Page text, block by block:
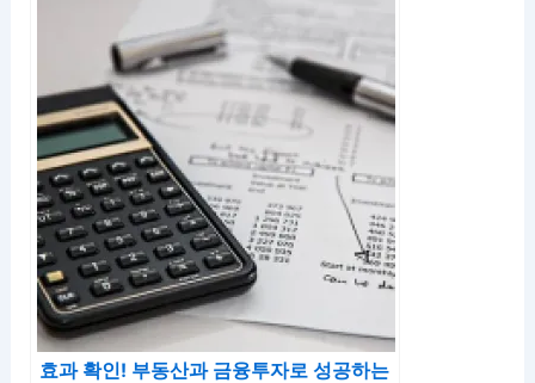
효과 확인! 부동산과 금융투자로 성공하는